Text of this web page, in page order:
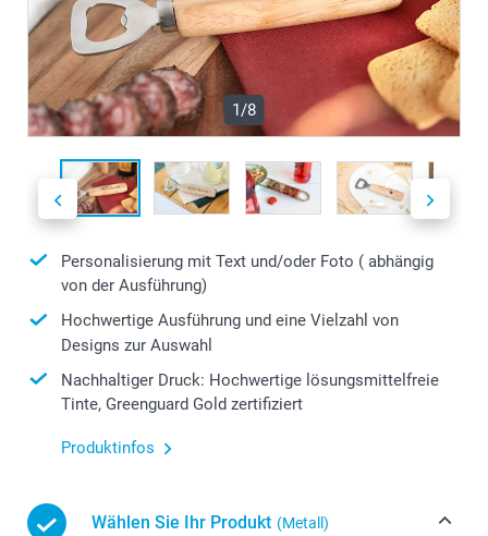
1/8
Personalisierung mit Text und/oder Foto ( abhängig
von der Ausführung)
Hochwertige Ausführung und eine Vielzahl von
Designs zur Auswahl
Nachhaltiger Druck: Hochwertige lösungsmittelfreie
Tinte, Greenguard Gold zertifiziert
Produktinfos
Wählen Sie Ihr Produkt (Metall)